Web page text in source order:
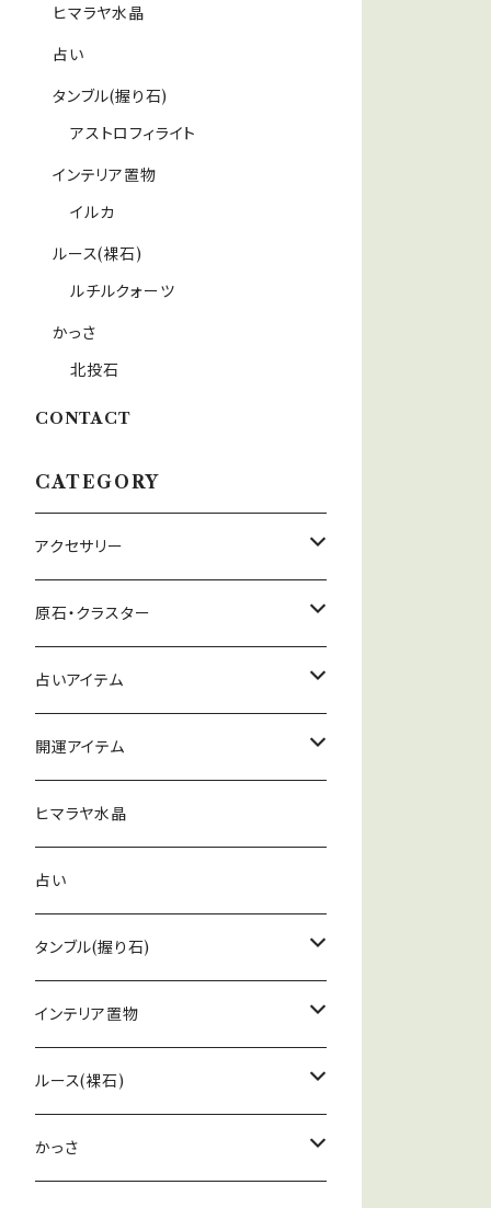
ヒマラヤ水晶
占い
タンブル(握り石)
アストロフィライト
インテリア置物
イルカ
ルース(裸石)
ルチルクォーツ
かっさ
北投石
CONTACT
CATEGORY
アクセサリー
ネックレス
イヤリング
ピアス
ブレスレット
恋愛
原石・クラスター
ヒマラヤ水晶
アポフィライト
グリーン
スピリットオーラ
オケナイト
レムリアンシードクリスタル
アメジスト
ゴールデンアゼツライト
占いアイテム
ペンデュラム
開運アイテム
ペンデュラム
ウォーリーストーン
ヒマラヤ水晶
占い
タンブル(握り石)
アストロフィライト
インテリア置物
イルカ
ルース(裸石)
ルチルクォーツ
かっさ